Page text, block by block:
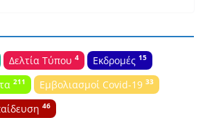
Δελτία Τύπου 4 Εκδρομές 15
211 Εμβολιασμοί Covid-19 33
46